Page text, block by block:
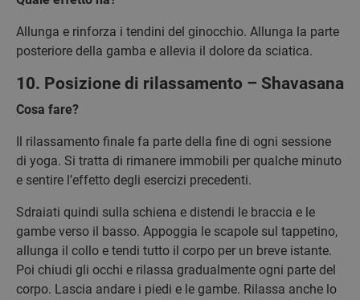
Allunga e rinforza i tendini del ginocchio. Allunga la parte
posteriore della gamba e allevia il dolore da sciatica.
10. Posizione di rilassamento – Shavasana
Cosa fare?
Il rilassamento finale fa parte della fine di ogni sessione
di yoga. Si tratta di rimanere immobili per qualche minuto
e sentire l’effetto degli esercizi precedenti.
Sdraiati quindi sulla schiena e distendi le braccia e le
gambe verso il basso. Appoggia le scapole sul tappetino,
allunga il collo e tendi tutto il corpo per un breve istante.
Poi chiudi gli occhi e rilassa gradualmente ogni parte del
corpo. Lascia andare i piedi e le gambe. Rilassa anche lo